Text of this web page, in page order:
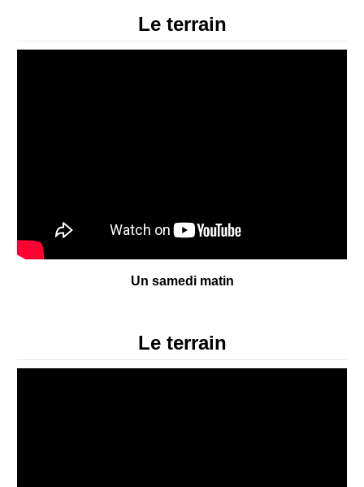
Le terrain
Un samedi matin
Le terrain